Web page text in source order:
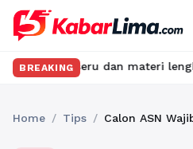
BREAKING
seru dan materi lengkap
Home / Tips /